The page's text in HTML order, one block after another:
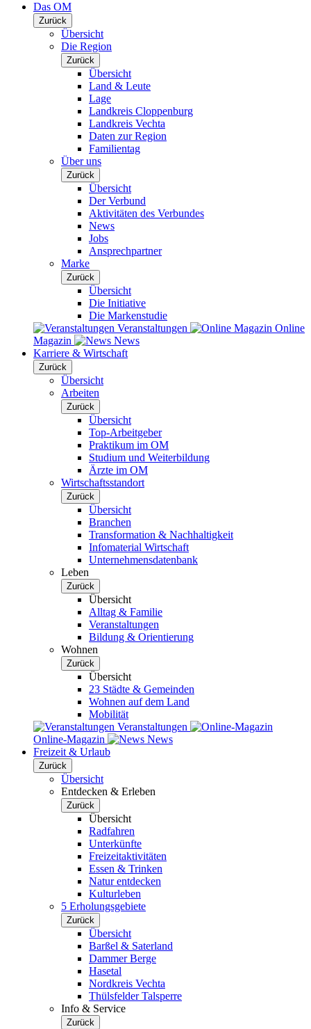
Das OM
Zurück
Übersicht
Die Region
Zurück
Übersicht
Land & Leute
Lage
Landkreis Cloppenburg
Landkreis Vechta
Daten zur Region
Familientag
Über uns
Zurück
Übersicht
Der Verbund
Aktivitäten des Verbundes
News
Jobs
Ansprechpartner
Marke
Zurück
Übersicht
Die Initiative
Die Markenstudie
Veranstaltungen
Online
Magazin
News
Karriere & Wirtschaft
Zurück
Übersicht
Arbeiten
Zurück
Übersicht
Top-Arbeitgeber
Praktikum im OM
Studium und Weiterbildung
Ärzte im OM
Wirtschaftsstandort
Zurück
Übersicht
Branchen
Transformation & Nachhaltigkeit
Infomaterial Wirtschaft
Unternehmensdatenbank
Leben
Zurück
Übersicht
Alltag & Familie
Veranstaltungen
Bildung & Orientierung
Wohnen
Zurück
Übersicht
23 Städte & Gemeinden
Wohnen auf dem Land
Mobilität
Veranstaltungen
Online-Magazin
News
Freizeit & Urlaub
Zurück
Übersicht
Entdecken & Erleben
Zurück
Übersicht
Radfahren
Unterkünfte
Freizeitaktivitäten
Essen & Trinken
Natur entdecken
Kulturleben
5 Erholungsgebiete
Zurück
Übersicht
Barßel & Saterland
Dammer Berge
Hasetal
Nordkreis Vechta
Thülsfelder Talsperre
Info & Service
Zurück